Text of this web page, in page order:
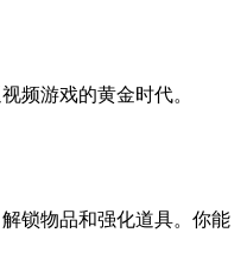
频游戏的黄金时代。
锁物品和强化道具。你能